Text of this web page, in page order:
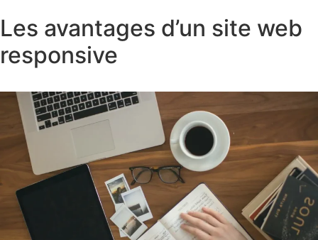
Les avantages d’un site web
responsive